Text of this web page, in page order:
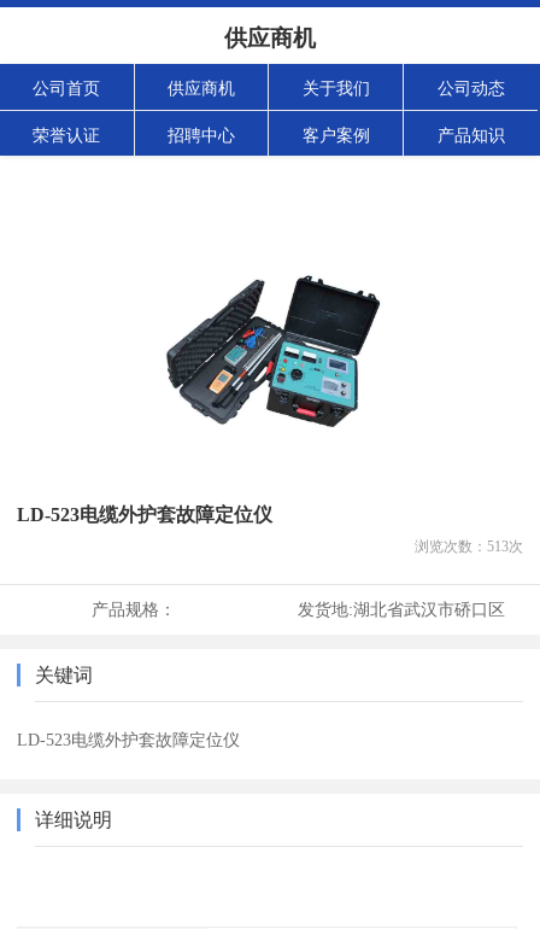
供应商机
公司首页 供应商机 关于我们 公司动态
荣誉认证 招聘中心 客户案例 产品知识
LD-523电缆外护套故障定位仪
浏览次数： 513次
产品规格： 发货地:湖北省武汉市硚口区
关键词
LD-523电缆外护套故障定位仪
详细说明